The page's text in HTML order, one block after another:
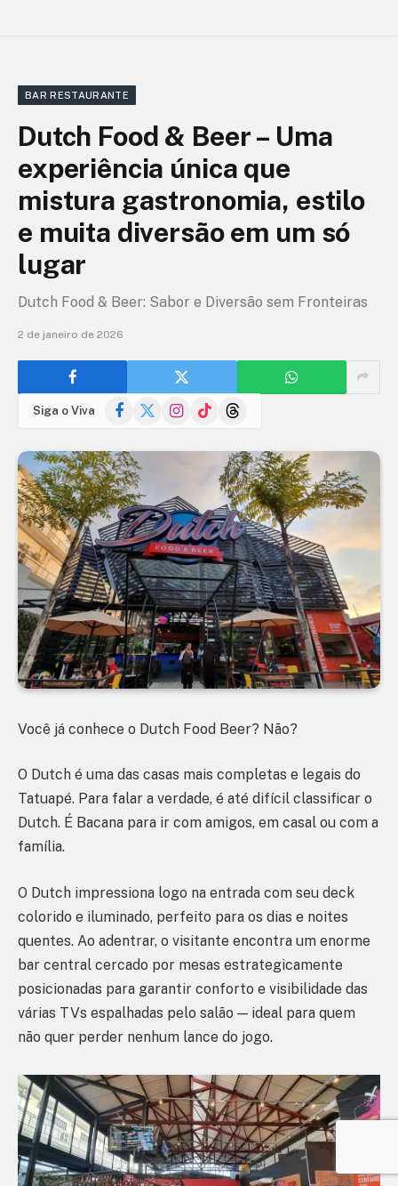
BAR RESTAURANTE
Dutch Food & Beer – Uma
experiência única que
mistura gastronomia, estilo
e muita diversão em um só
lugar
Dutch Food & Beer: Sabor e Diversão sem Fronteiras
2 de janeiro de 2026
Siga o Viva Facebook
X
InstagramTikTokThreads
Você já conhece o Dutch Food Beer? Não?
O Dutch é uma das casas mais completas e legais do
Tatuapé. Para falar a verdade, é até difícil classificar o
Dutch. É Bacana para ir com amigos, em casal ou com a
família.
O Dutch impressiona logo na entrada com seu deck
colorido e iluminado, perfeito para os dias e noites
quentes. Ao adentrar, o visitante encontra um enorme
bar central cercado por mesas estrategicamente
posicionadas para garantir conforto e visibilidade das
várias TVs espalhadas pelo salão — ideal para quem
não quer perder nenhum lance do jogo.